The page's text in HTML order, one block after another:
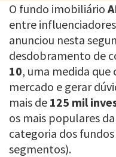
O fundo imobiliário
entre
anunciou nesta
desdobramento de
10, uma medida
mercado e gerar
mais de 125 mil
os mais populares
categoria dos
segmentos).